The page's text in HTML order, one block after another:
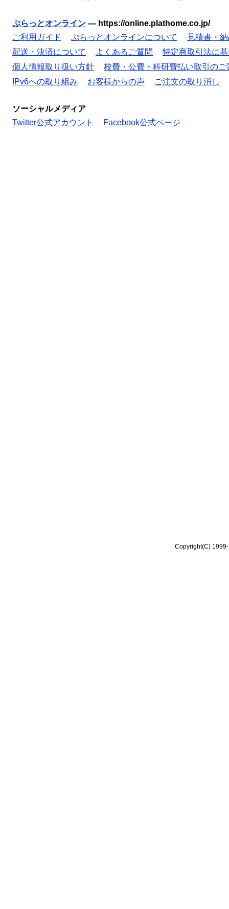
ぷらっとオンライン — https://online.plathome.co.jp/
ご利用ガイド
ぷらっとオンラインについて
見積書・
配送・決済について
よくあるご質問
特定商取引法に
個人情報取り扱い方針
校費・公費・科研費払い取引のご
IPv6への取り組み
お客様からの声 ご注文の取り消し
ソーシャルメディア
Twitter公式アカウント
Facebook公式ページ
Copyright(C)